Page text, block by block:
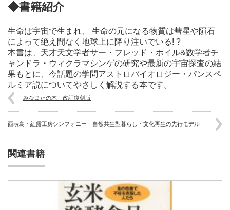
◆書籍紹介
生命は宇宙で生まれ、 生命の元になる物質は彗星や隕石
によって絶え間なく地球上に降り注いでいる! ?
本書は、天才天文学者サー・フレッド・ホイル&数学者チ
ャンドラ・ウィクラマシンゲの研究や最新の宇宙探査の結
果もとに、今話題の学問アストロバイオロジー・パンスペ
ルミア説についてやさしく解説する本です。
みなまたの木 改訂復刻版
西表島・紅露工房シンフォニー 自然共生型暮らし・文化再生の先行モデル
関連書籍